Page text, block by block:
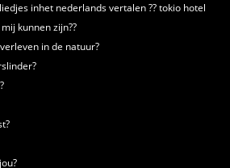
inhet nederlands vertalen ?? tokio hotel
kunnen zijn??
in de natuur?